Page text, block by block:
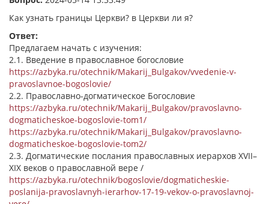
Как узнать границы Церкви? в Церкви ли я?
Ответ:
Предлагаем начать с изучения:
2.1. Введение в православное богословие
https://azbyka.ru/otechnik/Makarij_Bulgakov/vvedenie-v-
pravoslavnoe-bogoslovie/
2.2. Православно-догматическое Богословие
https://azbyka.ru/otechnik/Makarij_Bulgakov/pravoslavno-
dogmaticheskoe-bogoslovie-tom1/
https://azbyka.ru/otechnik/Makarij_Bulgakov/pravoslavno-
dogmaticheskoe-bogoslovie-tom2/
2.3. Догматические послания православных иерархов XVII–
XIX веков о православной вере /
https://azbyka.ru/otechnik/bogoslovie/dogmaticheskie-
poslanija-pravoslavnyh-ierarhov-17-19-vekov-o-pravoslavnoj-